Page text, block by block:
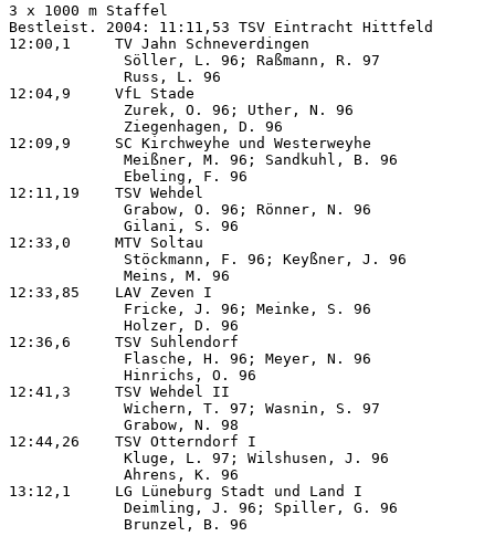
3 x 1000 m Staffel
Bestleist. 2004: 11:11,53 TSV Eintracht Hittfeld
12:00,1     TV Jahn Schneverdingen
Söller, L.
             Russ, L. 96
12:04,9     VfL Stade
Zurek, O.
             Ziegenhagen, D. 96
12:09,9     SC Kirchweyhe und Westerweyhe
Meißner, M.
             Ebeling, F. 96
12:11,19    TSV Wehdel
Grabow, O.
             Gilani, S. 96
12:33,0     MTV Soltau
Stöckmann, F.
             Meins, M. 96
12:33,85    LAV Zeven I
Fricke, J.
             Holzer, D. 96
12:36,6     TSV Suhlendorf
Flasche, H.
             Hinrichs, O. 96
12:41,3     TSV Wehdel II
Wichern, T.
             Grabow, N. 98
12:44,26    TSV Otterndorf I
Kluge, L. 97;
             Ahrens, K. 96
13:12,1     LG Lüneburg Stadt und Land I
Deimling, J.
             Brunzel, B. 96